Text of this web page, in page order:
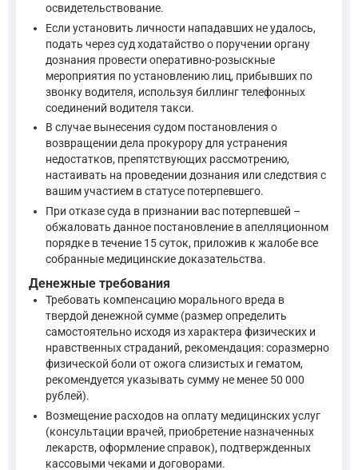
освидетельствование.
Если установить личности нападавших не удалось,
подать через суд ходатайство о поручении органу
дознания провести оперативно-розыскные
мероприятия по установлению лиц, прибывших по
звонку водителя, используя биллинг телефонных
соединений водителя такси.
В случае вынесения судом постановления о
возвращении дела прокурору для устранения
недостатков, препятствующих рассмотрению,
настаивать на проведении дознания или следствия с
вашим участием в статусе потерпевшего.
При отказе суда в признании вас потерпевшей –
обжаловать данное постановление в апелляционном
порядке в течение 15 суток, приложив к жалобе все
собранные медицинские доказательства.
Денежные требования
Требовать компенсацию морального вреда в
твердой денежной сумме (размер определить
самостоятельно исходя из характера физических и
нравственных страданий, рекомендация: соразмерно
физической боли от ожога слизистых и гематом,
рекомендуется указывать сумму не менее 50 000
рублей).
Возмещение расходов на оплату медицинских услуг
(консультации врачей, приобретение назначенных
лекарств, оформление справок), подтвержденных
кассовыми чеками и договорами.